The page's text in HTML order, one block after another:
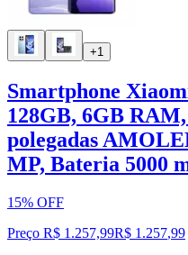
+1
Smartphone
128GB, 6GB
polegadas
MP, Bateria 5000
15% OFF
Preço R$ 1.257,99R$ 1.257,99